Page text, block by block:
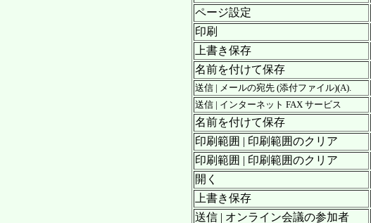
ページ設定
印刷
上書き保存
名前を付けて保存
送信 | メールの宛先 (添付ファイル)(A).
送信 | インターネット FAX サービス
名前を付けて保存
印刷範囲 | 印刷範囲のクリア
印刷範囲 | 印刷範囲のクリア
開く
上書き保存
送信 | オンライン会議の参加者